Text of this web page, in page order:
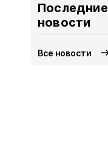
Последние
новости
Все новости